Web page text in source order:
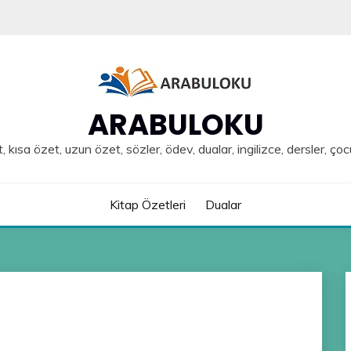
ARABULOKU
özet, uzun özet, sözler, ödev, dualar, ingilizce, dersler,
Kitap Özetleri Dualar